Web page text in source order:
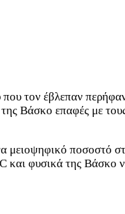
τον έβλεπαν
της Βάσκο επαφές με
μειοψηφικό ποσοστό
και φυσικά της